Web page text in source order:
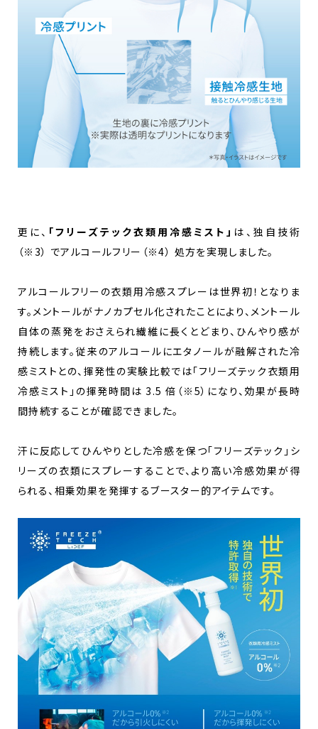
更に、 「フリーズテック衣類用冷感ミスト」 は、独自技術
（※3） でアルコールフリー（※4） 処方を実現しました。
アルコールフリーの衣類用冷感スプレーは世界初！となりま
す。メントールがナノカプセル化されたことにより、メントール
自体の蒸発をおさえられ繊維に長くとどまり、ひんやり感が
持続します。従来のアルコールにエタノールが融解された冷
感ミストとの、揮発性の実験比較では「フリーズテック衣類用
冷感ミスト」の揮発時間は 3.5 倍（※5）になり、効果が長時
間持続することが確認できました。
汗に反応してひんやりとした冷感を保つ「フリーズテック」シ
リーズの衣類にスプレーすることで、より高い冷感効果が得
られる、相乗効果を発揮するブースター的アイテムです。